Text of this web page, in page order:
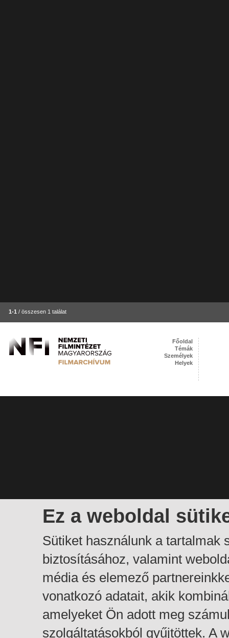
1-1 / összesen 1 találat
Ez a weboldal
Sütiket használunk a tartalmak
biztosításához, valamint
média és elemező
vonatkozó adatait, akik
amelyeket Ön adott meg
szolgáltatásokból gyűjtöttek. A
Főoldal
Témák
Személyek
Helyek